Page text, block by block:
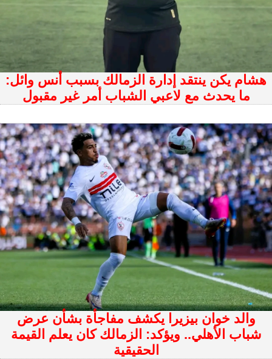
هشام يكن ينتقد إدارة الزمالك بسبب أنس وائل:
ما يحدث مع لاعبي الشباب أمر غير مقبول
والد خوان بيزيرا يكشف مفاجأة بشأن عرض
شباب الأهلي.. ويؤكد: الزمالك كان يعلم القيمة
الحقيقية